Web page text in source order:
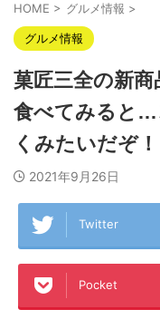
HOME > グルメ情報 >
グルメ情報
菓匠三全の新商
食べてみると…
くみたいだぞ！
2021年9月26日
Twitter
Pocket